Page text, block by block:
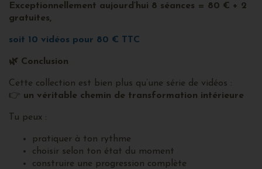
Exceptionnellement aujourd’hui 8 séances = 80 € + 2
gratuites,
soit 10 vidéos pour 80 € TTC
🌿 Conclusion
Cette collection est bien plus qu’une série de vidéos :
👉 un véritable chemin de transformation intérieure
Tu peux :
pratiquer à ton rythme
choisir selon ton état du moment
construire une progression complète